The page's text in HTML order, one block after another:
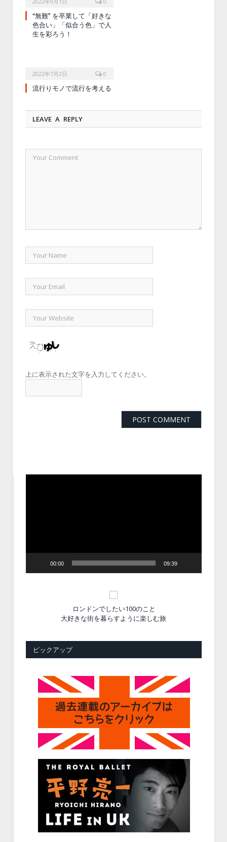
“無難” を卒業して「好きな
色合い」「似合う色」で人
生を彩ろう！
2022年7月2日 0
流行りモノで流行を考える
LEAVE A REPLY
上に表示された文字を入力してください。
00:00 09:39
ロンドンでしたい100のこと
大好きな街を暮らすように楽しむ旅
ピックアップ